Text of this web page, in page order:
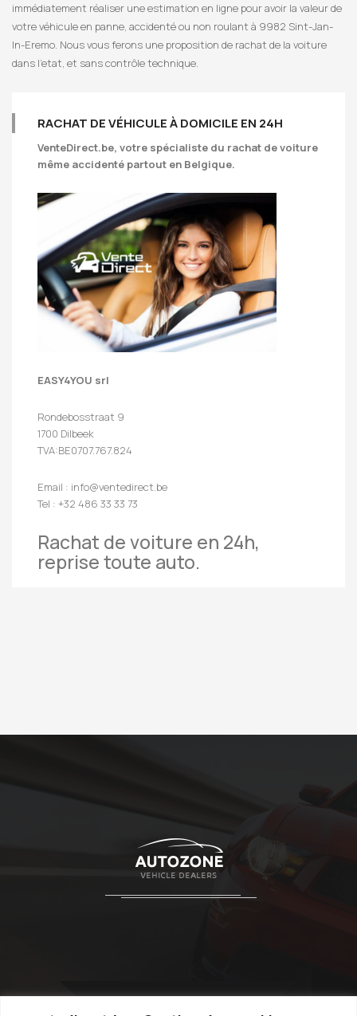
immédiatement réaliser une estimation en ligne pour avoir la valeur de
votre véhicule en panne, accidenté ou non roulant à 9982 Sint-Jan-
In-Eremo. Nous vous ferons une proposition de rachat de la voiture
dans l’etat, et sans contrôle technique.
RACHAT DE VÉHICULE À DOMICILE EN 24H
VenteDirect.be, votre spécialiste du rachat de voiture
même accidenté partout en Belgique.
EASY4YOU srl
Rondebosstraat 9
1700 Dilbeek
TVA:BE0707.767.824
Email : info@ventedirect.be
Tel : +32 486 33 33 73
Rachat de voiture en 24h,
reprise toute auto.